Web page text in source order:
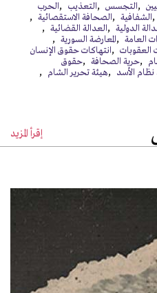
التجسس التعذيب
الحرب
الشفافية
الصحافة الاستقصائية
الدولية
العدالة القضائية
العامة
المعارضة السورية
العقوبات
انتهاكات حقوق الإنسان
حرية الصحافة
حقوق
الأسد
هيئة تحرير الشام
إقرأ المزيد